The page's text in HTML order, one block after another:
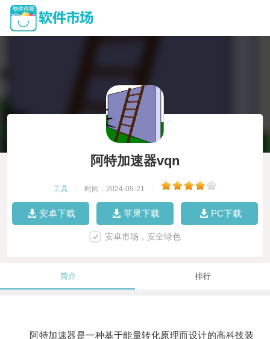
阿特加速器vqn
工具 时间：2024-09-21
安卓下载 苹果下载 PC下载
安卓市场，安全绿色
简介 排行
阿特加速器是一种基于能量转化原理而设计的高科技装